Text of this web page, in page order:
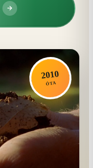
2010
ÓTA